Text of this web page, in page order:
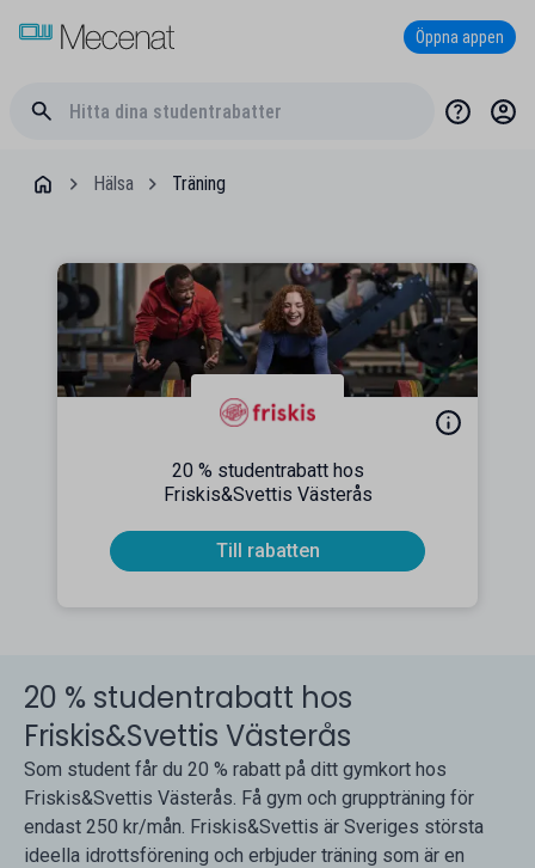
Öppna appen
Hälsa Träning
20 % studentrabatt hos
Friskis&Svettis Västerås
Till rabatten
20 % studentrabatt hos
Friskis&Svettis Västerås
Som student får du 20 % rabatt på ditt gymkort hos
Friskis&Svettis Västerås. Få gym och gruppträning för
endast 250 kr/mån. Friskis&Svettis är Sveriges största
ideella idrottsförening och erbjuder träning som är en